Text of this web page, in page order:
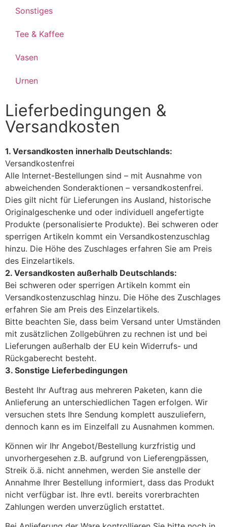
Sonstiges
Tee & Kaffee
Vasen
Urnen
Lieferbedingungen &
Versandkosten
1. Versandkosten innerhalb Deutschlands:
Versandkostenfrei
Alle Internet-Bestellungen sind – mit Ausnahme von
abweichenden Sonderaktionen – versandkostenfrei.
Dies gilt nicht für Lieferungen ins Ausland, historische
Originalgeschenke und oder individuell angefertigte
Produkte (personalisierte Produkte). Bei schweren oder
sperrigen Artikeln kommt ein Versandkostenzuschlag
hinzu. Die Höhe des Zuschlages erfahren Sie am Preis
des Einzelartikels.
2. Versandkosten außerhalb Deutschlands:
Bei schweren oder sperrigen Artikeln kommt ein
Versandkostenzuschlag hinzu. Die Höhe des Zuschlages
erfahren Sie am Preis des Einzelartikels.
Bitte beachten Sie, dass beim Versand unter Umständen
mit zusätzlichen Zollgebühren zu rechnen ist und bei
Lieferungen außerhalb der EU kein Widerrufs- und
Rückgaberecht besteht.
3. Sonstige Lieferbedingungen
Besteht Ihr Auftrag aus mehreren Paketen, kann die
Anlieferung an unterschiedlichen Tagen erfolgen. Wir
versuchen stets Ihre Sendung komplett auszuliefern,
dennoch kann es im Einzelfall zu Ausnahmen kommen.
Können wir Ihr Angebot/Bestellung kurzfristig und
unvorhergesehen z.B. aufgrund von Lieferengpässen,
Streik ö.ä. nicht annehmen, werden Sie anstelle der
Annahme Ihrer Bestellung informiert, dass das Produkt
nicht verfügbar ist. Ihre evtl. bereits vorerbrachten
Zahlungen werden unverzüglich erstattet.